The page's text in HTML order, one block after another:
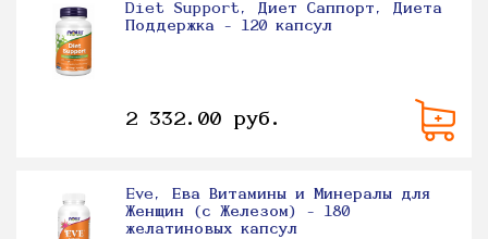
Diet Support, Диет Саппорт, Диета
Поддержка - 120 капсул
2 332.00 руб.
Eve, Ева Витамины и Минералы для
Женщин (с Железом) - 180
желатиновых капсул